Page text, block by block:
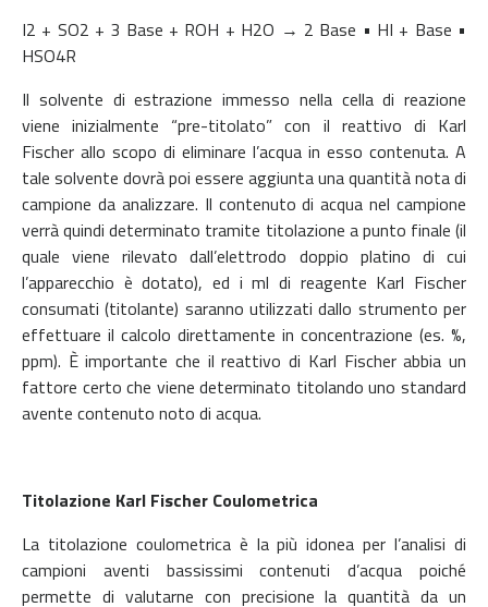
I2 + SO2 + 3 Base + ROH + H2O → 2 Base • HI + Base •
HSO4R
Il solvente di estrazione immesso nella cella di reazione
viene inizialmente “pre-titolato” con il reattivo di Karl
Fischer allo scopo di eliminare l’acqua in esso contenuta. A
tale solvente dovrà poi essere aggiunta una quantità nota di
campione da analizzare. Il contenuto di acqua nel campione
verrà quindi determinato tramite titolazione a punto finale (il
quale viene rilevato dall’elettrodo doppio platino di cui
l’apparecchio è dotato), ed i ml di reagente Karl Fischer
consumati (titolante) saranno utilizzati dallo strumento per
effettuare il calcolo direttamente in concentrazione (es. %,
ppm). È importante che il reattivo di Karl Fischer abbia un
fattore certo che viene determinato titolando uno standard
avente contenuto noto di acqua.
Titolazione Karl Fischer Coulometrica
La titolazione coulometrica è la più idonea per l’analisi di
campioni aventi bassissimi contenuti d’acqua poiché
permette di valutarne con precisione la quantità da un